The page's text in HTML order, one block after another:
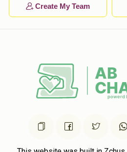
1 year ago
Create My Team